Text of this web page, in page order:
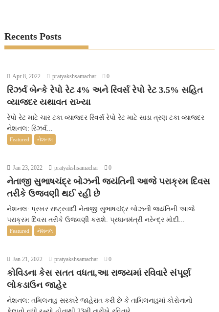
Recents Posts
Apr 8, 2022 pratyakshsamachar 0
રિઝર્વ બેન્કે રેપો રેટ 4% અને રિવર્સ રેપો રેટ 3.5% સહિત
વ્યાજદર યથાવત રાખ્યા
રેપો રેટ માટે ચાર ટકા વ્યાજદર રિવર્સ રેપો રેટ માટે સાડા ત્રણ ટકા વ્યાજદર
નેશનલ: રિઝર્વ...
Featured નેશનલ
Jan 23, 2022 pratyakshsamachar 0
નેતાજી સુભાષચંદ્ર બોઝની જયંતિની આજે પરાક્રમ દિવસ
તરીકે ઉજવણી થઈ રહી છે
નેશનલ: પ્રખર રાષ્ટ્રવાદી નેતાજી સુભાષચંદ્ર બોઝની જયંતિની આજે
પરાક્રમ દિવસ તરીકે ઉજવણી કરાશે. પ્રધાનમંત્રી નરેન્દ્ર મોદી...
Featured નેશનલ
Jan 21, 2022 pratyakshsamachar 0
કોવિડના કેસ સતત વધતા,આ રાજ્યમાં રવિવારે સંપૂર્ણ
લોકડાઉન જાહેર
નેશનલ: તમિલનાડુ સરકારે જાહેરાત કરી છે કે તામિલનાડુમાં કોરોનાનો